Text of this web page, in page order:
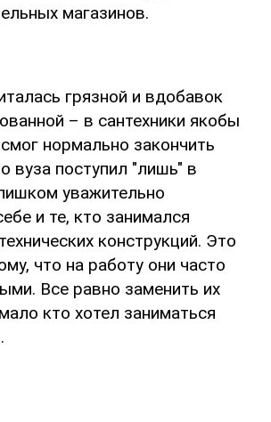
магазинов.
грязной и вдобавок
– в сантехники якобы
нормально закончить
вуза поступил "лишь" в
уважительно
и те, кто занимался
конструкций. Это
что на работу они часто
Все равно заменить их
кто хотел заниматься